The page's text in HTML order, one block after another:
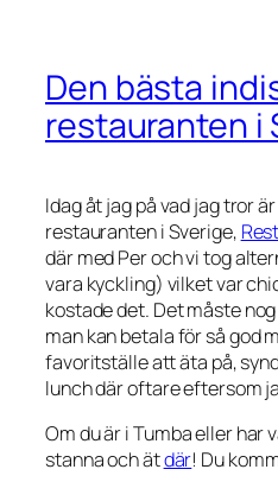
Den bästa
restauranten i
Idag åt jag på vad jag tror
restauranten i Sverige,
där med Per och vi tog
vara kyckling) vilket var
kostade det. Det måste
man kan betala för så god
favoritställe att äta på,
lunch där oftare eftersom
Om du är i Tumba eller har
stanna och ätdär! Du